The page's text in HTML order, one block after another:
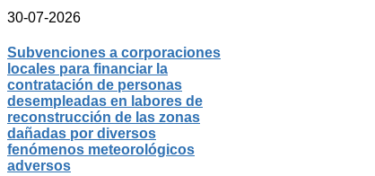
30-07-2026
Subvenciones a corporaciones
locales para financiar la
contratación de personas
desempleadas en labores de
reconstrucción de las zonas
dañadas por diversos
fenómenos meteorológicos
adversos